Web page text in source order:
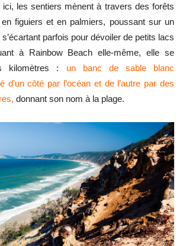
ici, les sentiers mènent à travers des forêts
figuiers et en palmiers, poussant sur un
parfois pour dévoiler de petits lacs
à Rainbow Beach elle-même, elle se
kilomètres : un banc de sable blanc
d’un côté par l’océan et de l’autre par des
donnant son nom à la plage.